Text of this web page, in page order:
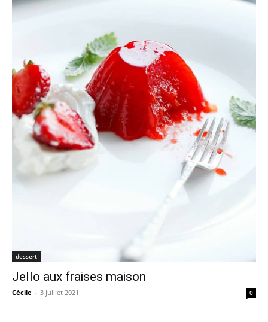
dessert
Jello aux fraises maison
Cécile - 3 juillet 2021 0